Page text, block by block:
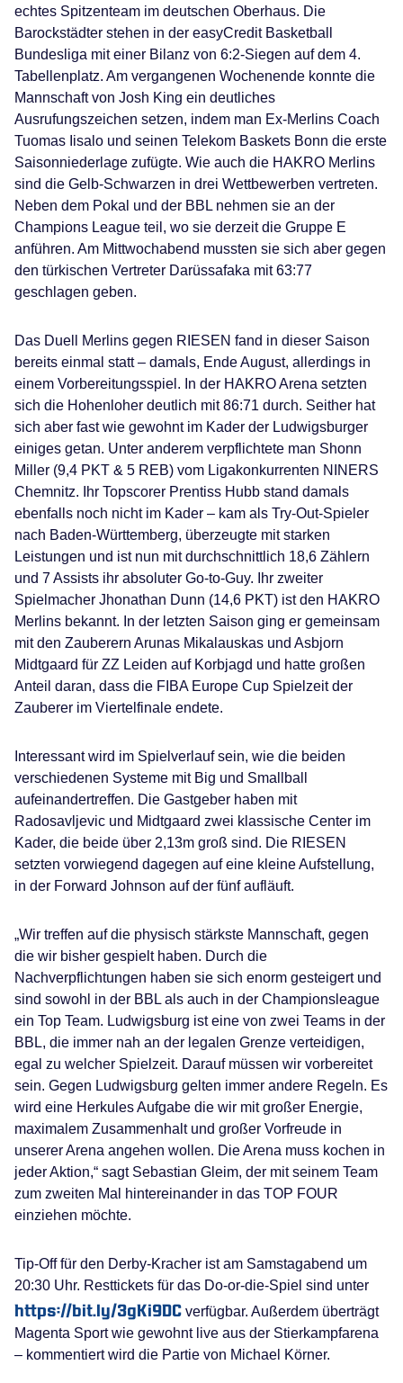
echtes Spitzenteam im deutschen Oberhaus. Die
Barockstädter stehen in der easyCredit Basketball
Bundesliga mit einer Bilanz von 6:2-Siegen auf dem 4.
Tabellenplatz. Am vergangenen Wochenende konnte die
Mannschaft von Josh King ein deutliches
Ausrufungszeichen setzen, indem man Ex-Merlins Coach
Tuomas Iisalo und seinen Telekom Baskets Bonn die erste
Saisonniederlage zufügte. Wie auch die HAKRO Merlins
sind die Gelb-Schwarzen in drei Wettbewerben vertreten.
Neben dem Pokal und der BBL nehmen sie an der
Champions League teil, wo sie derzeit die Gruppe E
anführen. Am Mittwochabend mussten sie sich aber gegen
den türkischen Vertreter Darüssafaka mit 63:77
geschlagen geben.
Das Duell Merlins gegen RIESEN fand in dieser Saison
bereits einmal statt – damals, Ende August, allerdings in
einem Vorbereitungsspiel. In der HAKRO Arena setzten
sich die Hohenloher deutlich mit 86:71 durch. Seither hat
sich aber fast wie gewohnt im Kader der Ludwigsburger
einiges getan. Unter anderem verpflichtete man Shonn
Miller (9,4 PKT & 5 REB) vom Ligakonkurrenten NINERS
Chemnitz. Ihr Topscorer Prentiss Hubb stand damals
ebenfalls noch nicht im Kader – kam als Try-Out-Spieler
nach Baden-Württemberg, überzeugte mit starken
Leistungen und ist nun mit durchschnittlich 18,6 Zählern
und 7 Assists ihr absoluter Go-to-Guy. Ihr zweiter
Spielmacher Jhonathan Dunn (14,6 PKT) ist den HAKRO
Merlins bekannt. In der letzten Saison ging er gemeinsam
mit den Zauberern Arunas Mikalauskas und Asbjorn
Midtgaard für ZZ Leiden auf Korbjagd und hatte großen
Anteil daran, dass die FIBA Europe Cup Spielzeit der
Zauberer im Viertelfinale endete.
Interessant wird im Spielverlauf sein, wie die beiden
verschiedenen Systeme mit Big und Smallball
aufeinandertreffen. Die Gastgeber haben mit
Radosavljevic und Midtgaard zwei klassische Center im
Kader, die beide über 2,13m groß sind. Die RIESEN
setzten vorwiegend dagegen auf eine kleine Aufstellung,
in der Forward Johnson auf der fünf aufläuft.
„Wir treffen auf die physisch stärkste Mannschaft, gegen
die wir bisher gespielt haben. Durch die
Nachverpflichtungen haben sie sich enorm gesteigert und
sind sowohl in der BBL als auch in der Championsleague
ein Top Team. Ludwigsburg ist eine von zwei Teams in der
BBL, die immer nah an der legalen Grenze verteidigen,
egal zu welcher Spielzeit. Darauf müssen wir vorbereitet
sein. Gegen Ludwigsburg gelten immer andere Regeln. Es
wird eine Herkules Aufgabe die wir mit großer Energie,
maximalem Zusammenhalt und großer Vorfreude in
unserer Arena angehen wollen. Die Arena muss kochen in
jeder Aktion,“ sagt Sebastian Gleim, der mit seinem Team
zum zweiten Mal hintereinander in das TOP FOUR
einziehen möchte.
Tip-Off für den Derby-Kracher ist am Samstagabend um
20:30 Uhr. Resttickets für das Do-or-die-Spiel sind unter
https://bit.ly/3gKi9DC verfügbar. Außerdem überträgt
Magenta Sport wie gewohnt live aus der Stierkampfarena
– kommentiert wird die Partie von Michael Körner.